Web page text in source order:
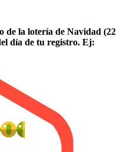
de la lotería de Navidad (22
día de tu registro. Ej: